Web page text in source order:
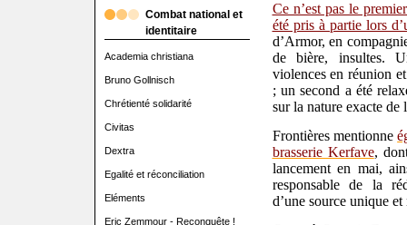
Combat national et
identitaire
Academia christiana
Bruno Gollnisch
Chrétienté solidarité
Civitas
Dextra
Egalité et réconciliation
Eléments
Eric Zemmour - Reconquête !
Ce n’est pas le
été pris à partie lors
d’Armor, en
de bière, insultes.
violences en réunion
; un second a été
sur la nature exacte de
Frontières mentionne
brasserie Kerfave,
lancement en mai,
responsable de la
d’une source unique et